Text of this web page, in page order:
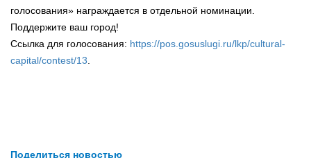
голосования» награждается в отдельной номинации.
Поддержите ваш город!
Ссылка для голосования: https://pos.gosuslugi.ru/lkp/cultural-
capital/contest/13
Поделиться новостью